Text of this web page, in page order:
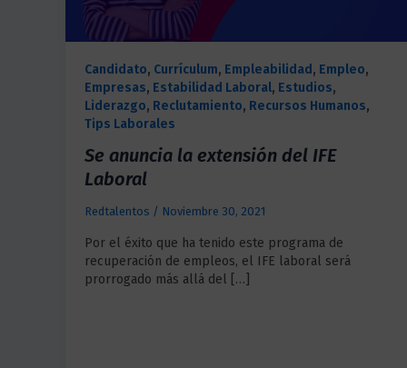
Candidato, Currículum, Empleabilidad , Empleo,
Empresas, Estabilidad Laboral, Estudios,
Liderazgo, Reclutamiento, Recursos Humanos,
Tips Laborales
Se anuncia la extensión del IFE
Laboral
Redtalentos / Noviembre 30, 2021
Por el éxito que ha tenido este programa de
recuperación de empleos, el IFE laboral será
prorrogado más allá del […]